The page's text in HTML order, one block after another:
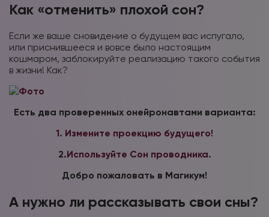
Как «отменить» плохой сон?
Если же ваше сновидение о будущем вас испугало,
или приснившееся и вовсе было настоящим
кошмаром, заблокируйте реализацию такого события
в жизни! Как?
Есть два проверенных онейронавтами варианта:
1. Измените проекцию будущего!
2.Используйте Сон проводника.
Добро пожаловать в Магикум!
А нужно ли рассказывать свои сны?